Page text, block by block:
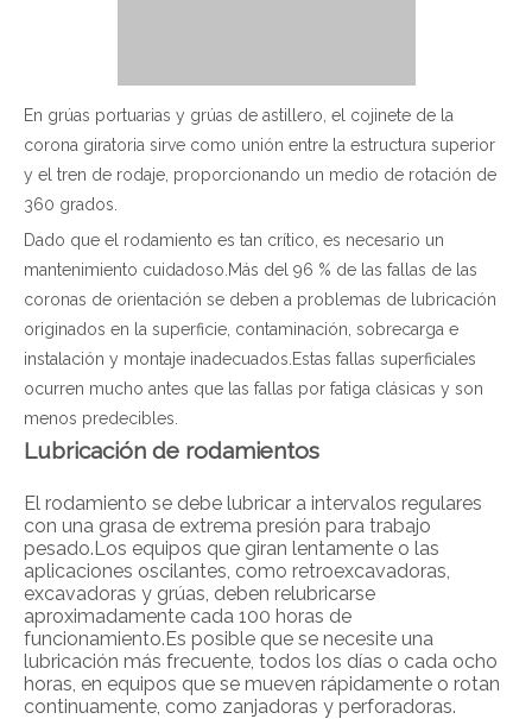
En grúas portuarias y grúas de astillero, el cojinete de la
corona giratoria sirve como unión entre la estructura superior
y el tren de rodaje, proporcionando un medio de rotación de
360 ​​grados.
Dado que el rodamiento es tan crítico, es necesario un
mantenimiento cuidadoso.Más del 96 % de las fallas de las
coronas de orientación se deben a problemas de lubricación
originados en la superficie, contaminación, sobrecarga e
instalación y montaje inadecuados.Estas fallas superficiales
ocurren mucho antes que las fallas por fatiga clásicas y son
menos predecibles.
Lubricación de rodamientos
El rodamiento se debe lubricar a intervalos regulares
con una grasa de extrema presión para trabajo
pesado.Los equipos que giran lentamente o las
aplicaciones oscilantes, como retroexcavadoras,
excavadoras y grúas, deben relubricarse
aproximadamente cada 100 horas de
funcionamiento.Es posible que se necesite una
lubricación más frecuente, todos los días o cada ocho
horas, en equipos que se mueven rápidamente o rotan
continuamente, como zanjadoras y perforadoras.